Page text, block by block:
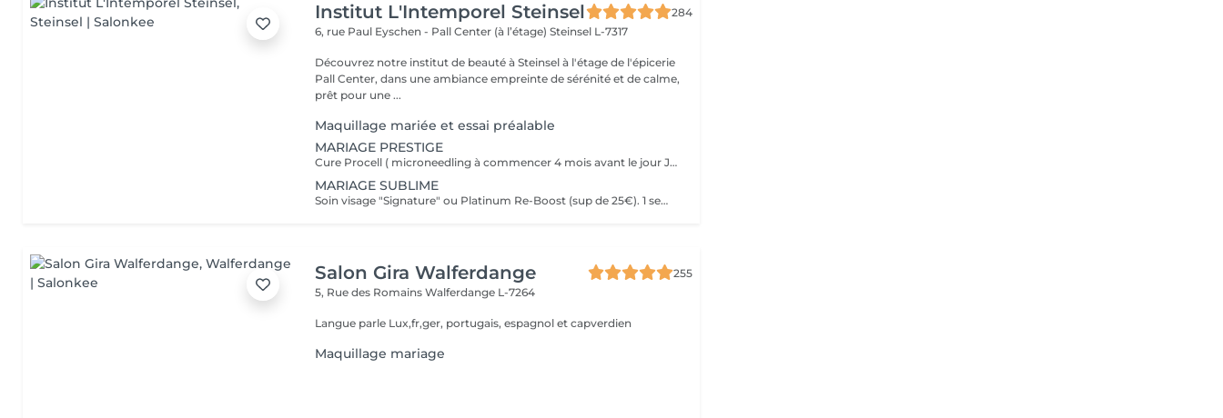
Institut L'Intemporel Steinsel
284
6, rue Paul Eyschen - Pall Center (à l’étage)Steinsel L-7317
Découvrez notre institut de beauté à Steinsel à l'étage de l'épicerie
Pall Center, dans une ambiance empreinte de sérénité et de calme,
prêt pour une ...
Maquillage mariée et essai préalable
MARIAGE PRESTIGE
Cure Procell ( microneedling à commencer 4 mois avant le jour J) ou cure Soin Signature. Gommage du corps et massage 1h : 1 semaine avant le jour J. Beauté des mains et beauté des pieds ( vernis semi permanent en supplément): 2 jours avant le jour J. Maquillage Mariée, le jour J + essai à votre convenance. Épilations au choix ( jambes entières, maillot intégral, aisselles , visage ou - ), 2 jours avant le jour J. Dates modulables évidemment. 1099€ à la place de 1435€.
MARIAGE SUBLIME
Soin visage "Signature" ou Platinum Re-Boost (sup de 25€). 1 semaine avant le jour J. Gommage du corps. 2 à 3 jours avant le jour J. Massage détente dos et épaules. 1 jour avant le jour J Beauté des pieds+ vernis simple ( semi permanent +6€). 2 jours avant le jour J Beauté des mains+ vernis classique ( semi permanent +15€). 2 à 3 jours avant le jour J Maquillage Mariée + essai. le jour J et l'essai au choix Épilations au choix ( jambes entières, maillot intégral, aisselles , visage ou - ), ( cire classique ). 3 jours avant le jour J Forfait à planifier avec votre esthéticienne, dates modulables évidemment 599€ à la place de 728€
Salon Gira Walferdange
255
5, Rue des RomainsWalferdange L-7264
Langue parle Lux,fr,ger, portugais, espagnol et capverdien
Maquillage mariage